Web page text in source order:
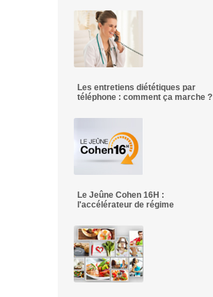
Les entretiens diététiques par
téléphone : comment ça marche ?
Le Jeûne Cohen 16H :
l'accélérateur de régime